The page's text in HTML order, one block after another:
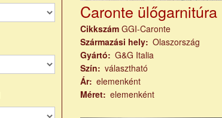
Caronte ülőgarnitúra
Cikkszám GGI-Caronte
Származási hely Olaszország
Gyártó
G&G Italia
Szín
választható
Ár elemenként
Méret elemenként